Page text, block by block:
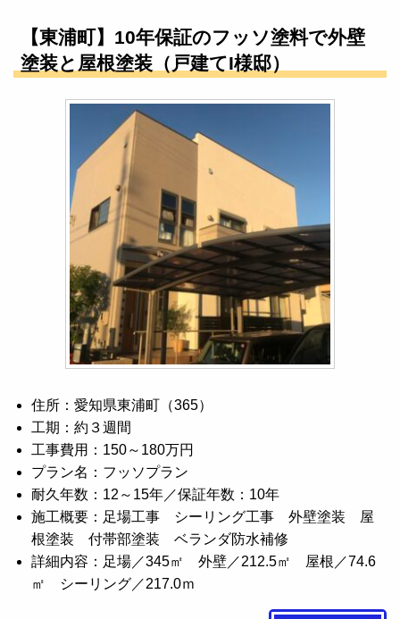
【東浦町】10年保証のフッソ塗料で外壁
塗装と屋根塗装（戸建てI様邸）
住所：愛知県東浦町（365）
工期：約３週間
工事費用：150～180万円
プラン名：フッソプラン
耐久年数：12～15年／保証年数：10年
施工概要：足場工事 シーリング工事 外壁塗装 屋
根塗装 付帯部塗装 ベランダ防水補修
詳細内容：足場／345㎡ 外壁／212.5㎡ 屋根／74.6
㎡ シーリング／217.0ｍ